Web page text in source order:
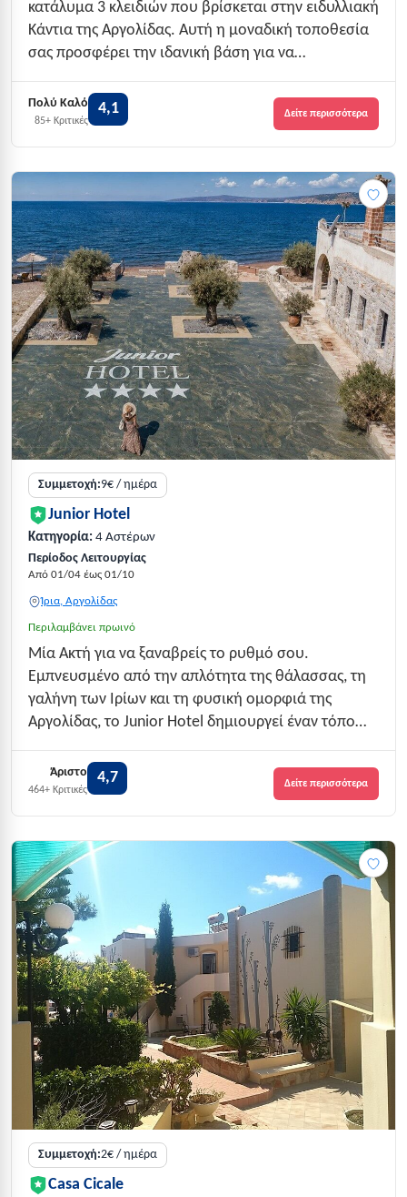
κατάλυμα 3 κλειδιών που βρίσκεται στην ειδυλλιακή
Κάντια της Αργολίδας. Αυτή η μοναδική τοποθεσία
σας προσφέρει την ιδανική βάση για να
και οι εξαιρετικές παροχές του σας κάνουν να
νιώθετε σαν στο σπίτι σας. Με δυναμικότητα 28
ατό...
Πολύ Καλό
85+ Κριτικές
4,1 Δείτε περισσότερα
Συμμετοχή:9€ / ημέρα
Junior Hotel
Κατηγορία: 4 Αστέρων
Περίοδος Λειτουργίας
Από 01/04 έως 01/10
Ίρια, Αργολίδας
Περιλαμβάνει πρωινό
Μία Ακτή για να ξαναβρείς το ρυθμό σου.
Εμπνευσμένο από την απλότητα της θάλασσας, τη
γαλήνη των Ιρίων και τη φυσική ομορφιά της
Αργολίδας, το Junior Hotel δημιουργεί έναν τόπο
ουσία τους.Εδώ, η δροσιά της θάλασσας συναντά
τον καθαρό αέρα του βουνού, οι μέρες ξεκινούν με
πρ...
Άριστο
464+ Κριτικές
4,7 Δείτε περισσότερα
Συμμετοχή:2€ / ημέρα
Casa Cicale